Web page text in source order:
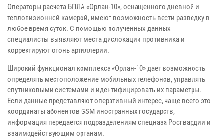
Операторы расчета БПЛА «Орлан-10», оснащенного дневной и
тепловизионной камерой, имеют возможность вести разведку в
любое время суток. С помощью полученных данных
специалисты выявляют места дислокации противника и
корректируют огонь артиллерии.
Широкий функционал комплекса «Орлан-10» дает возможность
определять местоположение мобильных телефонов, управлять
спутниковыми системами и идентифицировать их параметры.
Если данные представляют оперативный интерес, чаще всего это
координаты абонентов GSM иностранных государств,
информация передается подразделениям спецназа Росгвардии и
взаимодействующим органам.